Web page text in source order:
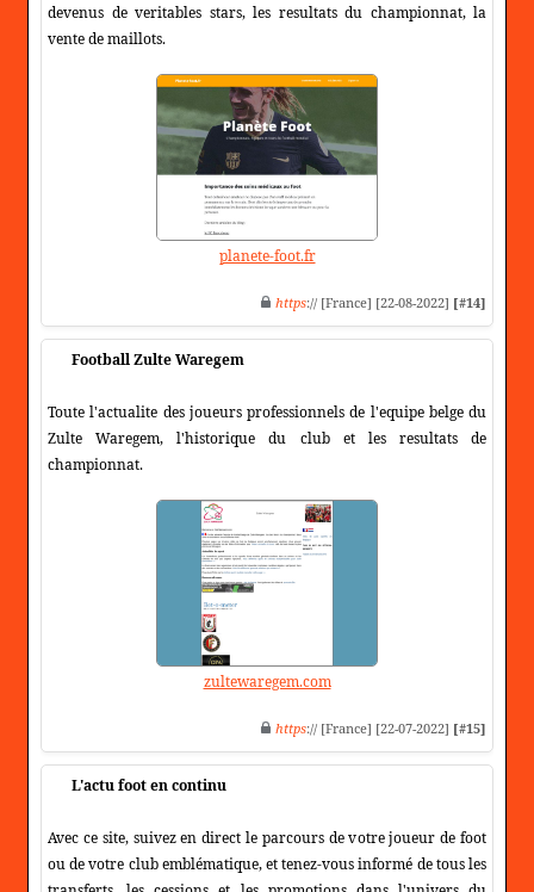
devenus de veritables stars, les resultats du championnat, la
vente de maillots.
planete-foot.fr
https:// [France] [22-08-2022] [#14]
Football Zulte Waregem
Toute l'actualite des joueurs professionnels de l'equipe belge du
Zulte Waregem, l'historique du club et les resultats de
championnat.
zultewaregem.com
https:// [France] [22-07-2022] [#15]
L'actu foot en continu
Avec ce site, suivez en direct le parcours de votre joueur de foot
ou de votre club emblématique, et tenez-vous informé de tous les